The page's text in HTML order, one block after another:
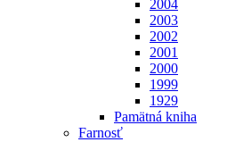
2004
2003
2002
2001
2000
1999
1929
Pamätná kniha
Farnosť